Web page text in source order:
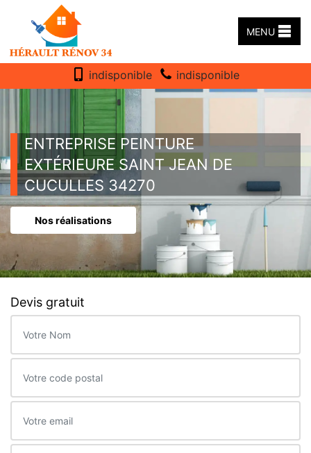
MENU
indisponible indisponible
ENTREPRISE PEINTURE
EXTÉRIEURE SAINT JEAN DE
CUCULLES 34270
Nos réalisations
Devis gratuit